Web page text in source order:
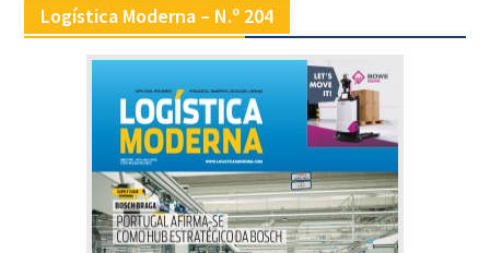
Logística Moderna – N.º 204